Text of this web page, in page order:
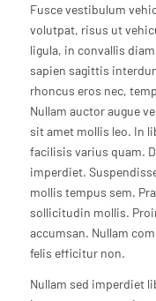
Fusce vestibulum
volutpat, risus ut
ligula, in convallis
sapien sagittis
rhoncus eros nec,
Nullam auctor augue
sit amet mollis leo. In
facilisis varius quam.
imperdiet.
mollis tempus sem.
sollicitudin mollis.
accumsan. Nullam
felis efficitur non.
Nullam sed imperdiet